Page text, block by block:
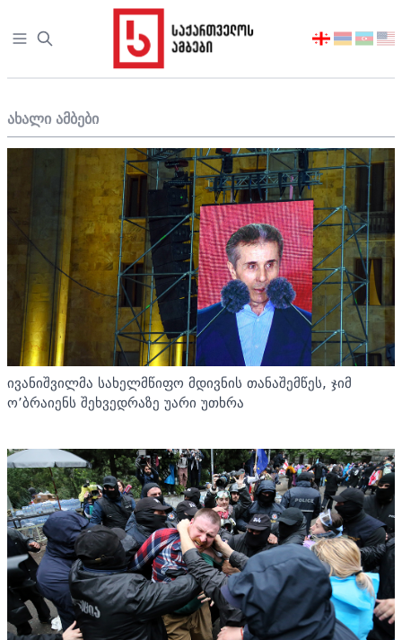
Open sidebar
აირჩიეთ
ახალი ამბები
ივანიშვილმა სახელმწიფო მდივნის თანაშემწეს, ჯიმ
ო’ბრაიენს შეხვედრაზე უარი უთხრა